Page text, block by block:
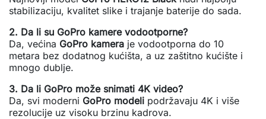
stabilizaciju, kvalitet slike i trajanje baterije do sada.
2. Da li su GoPro kamere vodootporne?
Da, većina GoPro kamera je vodootporna do 10
metara bez dodatnog kućišta, a uz zaštitno kućište i
mnogo dublje.
3. Da li GoPro može snimati 4K video?
Da, svi moderni GoPro modeli podržavaju 4K i više
rezolucije uz visoku brzinu kadrova.